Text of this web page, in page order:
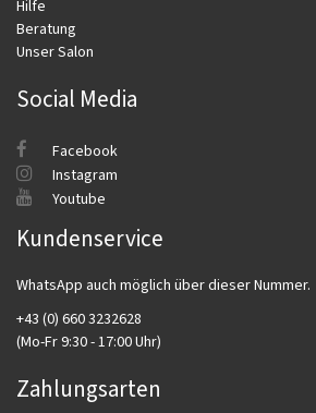
Hilfe
Beratung
Unser Salon
Social Media
Facebook
Instagram
Youtube
Kundenservice
WhatsApp auch möglich über dieser Nummer.
+43 (0) 660 3232628
(Mo-Fr 9:30 - 17:00 Uhr)
Zahlungsarten